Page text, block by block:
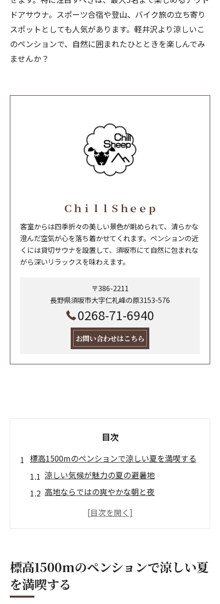
ドアサウナ。スポーツ合宿や登山、バイク旅の立ち寄り
スポットとしても人気があります。軽井沢より涼しいこ
のペンションで、自然に囲まれたひとときを楽しんでみ
ませんか？
ＣｈｉｌｌＳｈｅｅｐ
客室からは四季折々の美しい景色が眺められて、清らかな
澄んだ空気が心を落ち着かせてくれます。ペンションの近
くには貸切サウナを設置して、須坂市にて自然に包まれな
がら深いリラックスを味わえます。
〒386-2211
長野県須坂市大字仁礼峰の原3153-576
0268-71-6940
お問い合わせはこちら
目次
標高1500mのペンションで涼しい夏を満喫する
涼しい気候が魅力の夏の避暑地
高地ならではの爽やかな朝と夜
自然の中でリフレッシュできる場所
山の風景を楽しむ絶好のロケーション
アウトドアサウナの魅力を堪能須坂市のペンシ
ョン
標高1500mのペンションで涼しい夏
を満喫する